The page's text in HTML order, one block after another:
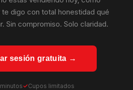
digo con total honestidad qué
Sin compromiso. Solo claridad.
sesión gratuita →
Cupos limitados